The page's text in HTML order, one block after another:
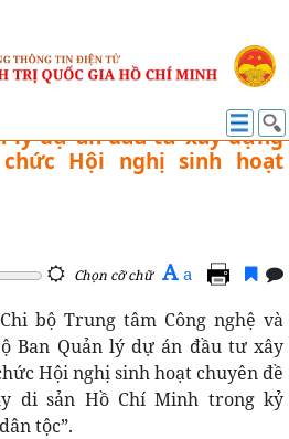
nghệ và Chuyển đổi số
lý dự án đầu tư xây dựng
Hội nghị sinh hoạt
Chọn cỡ chữ A a
bộ Trung tâm Công nghệ và
Ban Quản lý dự án đầu tư xây
Hội nghị sinh hoạt chuyên đề
di sản Hồ Chí Minh trong kỷ
tộc”.